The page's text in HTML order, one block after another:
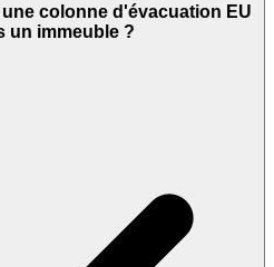
colonne d'évacuation EU
un immeuble ?